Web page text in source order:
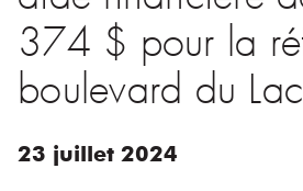
374 $ pour la
boulevard du Lac
23 juillet 2024